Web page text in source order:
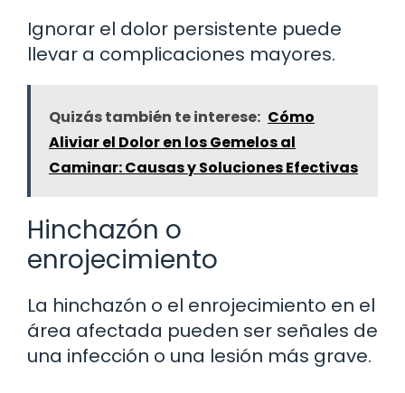
Ignorar el dolor persistente puede
llevar a complicaciones mayores.
Quizás también te interese: Cómo
Aliviar el Dolor en los Gemelos al
Caminar: Causas y Soluciones Efectivas
Hinchazón o
enrojecimiento
La hinchazón o el enrojecimiento en el
área afectada pueden ser señales de
una infección o una lesión más grave.